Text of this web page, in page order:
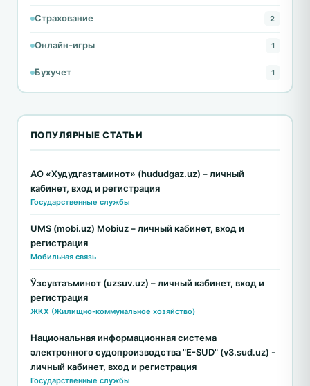
Страхование 2
Онлайн-игры 1
Бухучет 1
ПОПУЛЯРНЫЕ СТАТЬИ
АО «Худудгазтаминот» (hududgaz.uz) – личный
кабинет, вход и регистрация
Государственные службы
UMS (mobi.uz) Mobiuz – личный кабинет, вход и
регистрация
Мобильная связь
Ўзсувтаъминот (uzsuv.uz) – личный кабинет, вход и
регистрация
ЖКХ (Жилищно-коммунальное хозяйство)
Национальная информационная система
электронного судопроизводства "E-SUD" (v3.sud.uz) -
личный кабинет, вход и регистрация
Государственные службы